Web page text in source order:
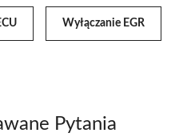
Wyłączanie EGR
Pytania